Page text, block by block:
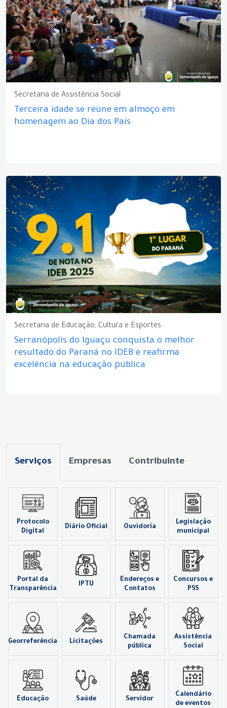
Secretaria de Assistência Social
Terceira idade se reúne em almoço em
homenagem ao Dia dos Pais
Secretaria de Educação, Cultura e Esportes
Serranópolis do Iguaçu conquista o melhor
resultado do Paraná no IDEB e reafirma
excelência na educação pública
Serviços Empresas Contribuinte
Protocolo
Digital
Diário Oficial Ouvidoria
Legislação
municipal
Portal da
Transparência
IPTU
Endereços e
Contatos
Concursos e
PSS
Georreferência Licitações
Chamada
pública
Assistência
Social
Educação Saúde Servidor
Calendário
de eventos